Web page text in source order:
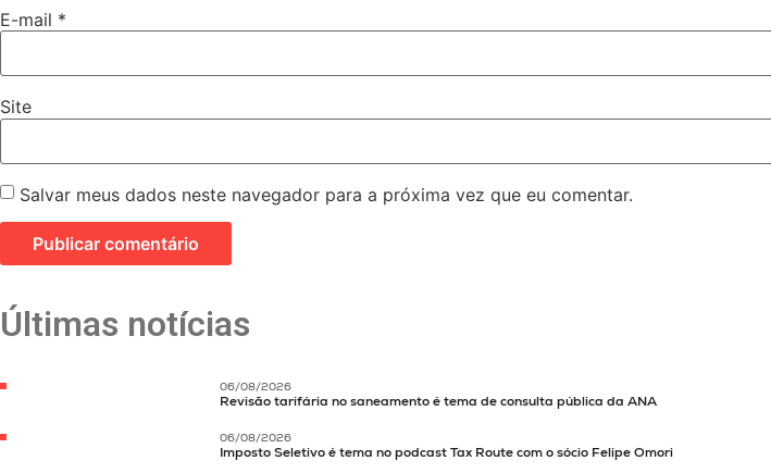
E-mail *
Site
Salvar meus dados neste navegador para a próxima vez que eu comentar.
Últimas notícias
06/08/2026
Revisão tarifária no saneamento é tema de consulta pública da ANA
06/08/2026
Imposto Seletivo é tema no podcast Tax Route com o sócio Felipe Omori